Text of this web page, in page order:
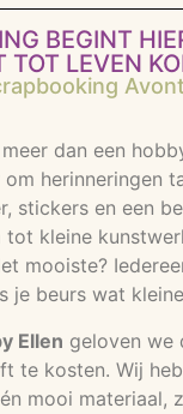
BEGINT
TOT LEVEN
dan een
herinneringen
stickers en een
tot kleine
mooiste?
je beurs wat
Ellen geloven we
te kosten. Wij
mooi materiaal,